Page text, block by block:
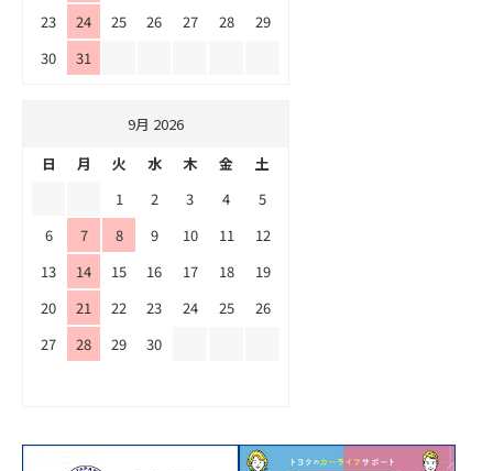
23
24 25 26 27 28
29
30
31
9月 2026
日
月 火 水 木 金
土
1
2 3 4
5
6
7 8 9 10 11
12
13
14 15 16 17 18
19
20
21 22 23 24 25
26
27
28 29 30